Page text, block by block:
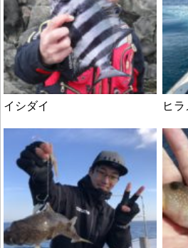
イシダイ ヒラ